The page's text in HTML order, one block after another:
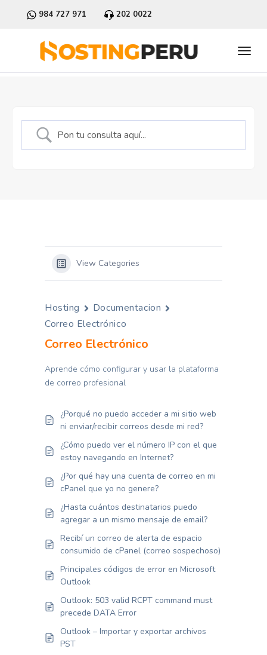
984 727 971 202 0022
View Categories
Hosting
Documentacion
Correo Electrónico
Correo Electrónico
Aprende cómo configurar y usar la plataforma
de correo profesional
¿Porqué no puedo acceder a mi sitio web
ni enviar/recibir correos desde mi red?
¿Cómo puedo ver el número IP con el que
estoy navegando en Internet?
¿Por qué hay una cuenta de correo en mi
cPanel que yo no genere?
¿Hasta cuántos destinatarios puedo
agregar a un mismo mensaje de email?
Recibí un correo de alerta de espacio
consumido de cPanel (correo sospechoso)
Principales códigos de error en Microsoft
Outlook
Outlook: 503 valid RCPT command must
precede DATA Error
Outlook – Importar y exportar archivos
PST